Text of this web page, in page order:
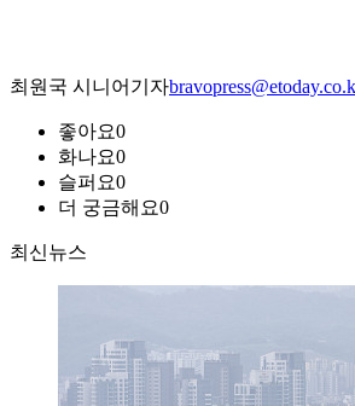
최원국 시니어기자
좋아요0
화나요0
슬퍼요0
더 궁금해요0
최신뉴스